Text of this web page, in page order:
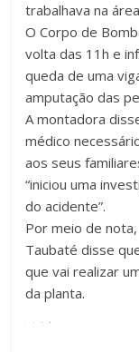
trabalhava na
O Corpo de
volta das 11h e
queda de uma
amputação das
A montadora
médico
aos seus
“iniciou uma
do acidente”.
Por meio de
Taubaté disse
que vai realizar
da planta.